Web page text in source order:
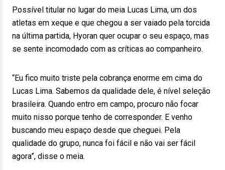
Possível titular no lugar do meia Lucas Lima, um dos
atletas em xeque e que chegou a ser vaiado pela torcida
na última partida, Hyoran quer ocupar o seu espaço, mas
se sente incomodado com as críticas ao companheiro.
“Eu fico muito triste pela cobrança enorme em cima do
Lucas Lima. Sabemos da qualidade dele, é nível seleção
brasileira. Quando entro em campo, procuro não focar
muito nisso porque tenho de corresponder. E venho
buscando meu espaço desde que cheguei. Pela
qualidade do grupo, nunca foi fácil e não vai ser fácil
agora”, disse o meia.